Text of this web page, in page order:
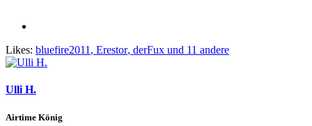
Likes: bluefire2011 , Erestor, derFux und 11 andere
Ulli H.
Airtime König